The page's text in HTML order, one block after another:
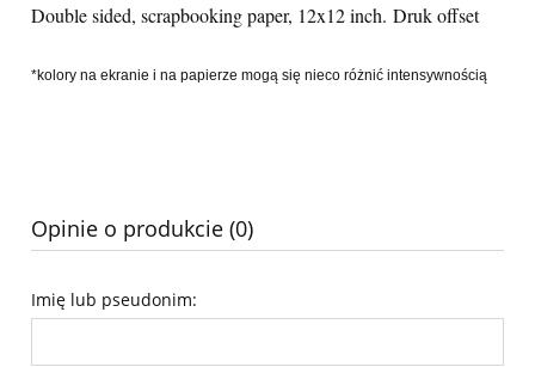
Double sided, scrapbooking paper, 12x12 inch. Druk offset
*kolory na ekranie i na papierze mogą się nieco różnić intensywnością
Opinie o produkcie (0)
Imię lub pseudonim: